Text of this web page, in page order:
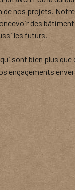
de nos projets.
des
les futurs.
sont bien plus que
engagements